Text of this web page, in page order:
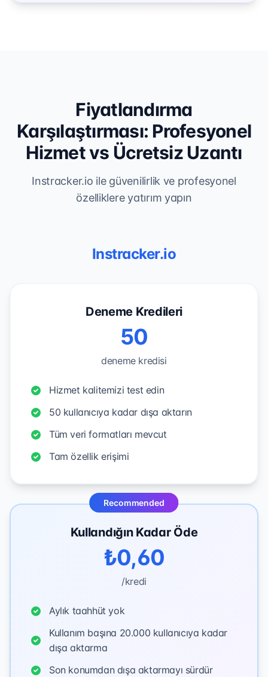
Fiyatlandırma
Karşılaştırması: Profesyonel
Hizmet vs Ücretsiz Uzantı
Instracker.io ile güvenilirlik ve profesyonel
özelliklere yatırım yapın
Instracker.io
Deneme Kredileri
50
deneme kredisi
Hizmet kalitemizi test edin
50 kullanıcıya kadar dışa aktarın
Tüm veri formatları mevcut
Tam özellik erişimi
Recommended
Kullandığın Kadar Öde
₺0,60
/kredi
Aylık taahhüt yok
Kullanım başına 20.000 kullanıcıya kadar
dışa aktarma
Son konumdan dışa aktarmayı sürdür